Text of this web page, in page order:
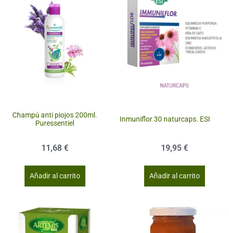
Champú anti piojos 200ml.
Puressentiel
11,68 €
Añadir al carrito
Inmuniflor 30 naturcaps. ESI
19,95 €
Añadir al carrito